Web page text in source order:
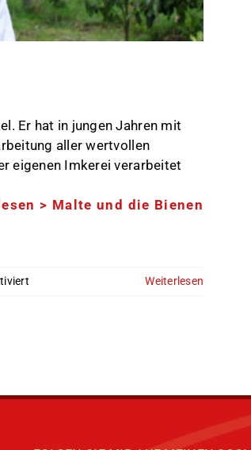
Er hat in jungen Jahren mit
aller wertvollen
eigenen Imkerei verarbeitet
> Malte und die Bienen
für
Weiterlesen